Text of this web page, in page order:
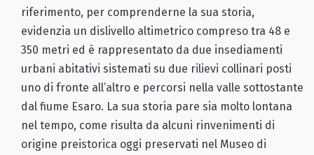
riferimento, per comprenderne la sua storia,
evidenzia un dislivello altimetrico compreso tra 48 e
350 metri ed è rappresentato da due insediamenti
urbani abitativi sistemati su due rilievi collinari posti
uno di fronte all’altro e percorsi nella valle sottostante
dal fiume Esaro. La sua storia pare sia molto lontana
nel tempo, come risulta da alcuni rinvenimenti di
origine preistorica oggi preservati nel Museo di